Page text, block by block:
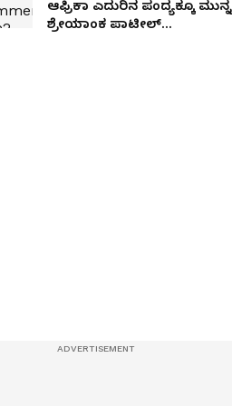
ಆಫ್ರಿಕಾ ಎದುರಿನ ಪಂದ್ಯಕ್ಕೂ ಮುನ್ನ
ಶ್ರೇಯಾಂಕ ಪಾಟೀಲ್